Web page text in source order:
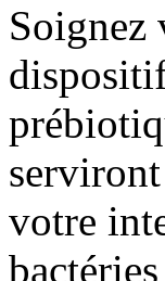
Soignez
votre